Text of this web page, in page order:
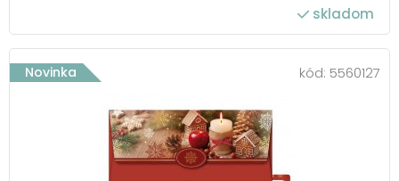
skladom
Novinka kód: 5560127